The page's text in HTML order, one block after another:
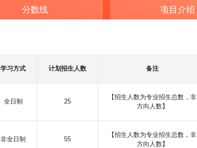
分数线 项目介绍
学习方式 计划招生人数 备注
全日制 25
【招生人数为专业招生总数，非
方向人数】
非全日制 55
【招生人数为专业招生总数，非
方向人数】